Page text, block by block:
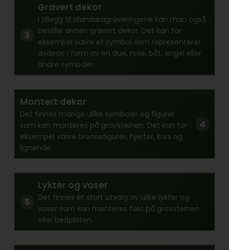
Gravert dekor
I tillegg til standardgraveringene kan man også
bestille annen gravert dekor. Det kan for
eksempel være et symbol som representerer
avdøde i form av en due, rose, båt, engel eller
andre symboler.
Montert dekor
Det finnes mange ulike symboler og figurer
som kan monteres på gravsteinen. Det kan for
eksempel være bronsefigurer, hjerter, kors og
lignende.
Lykter og vaser
Det finnes et stort utvalg av ulike lykter og
vaser som kan monteres fast på gravsteinen
eller bedplaten.